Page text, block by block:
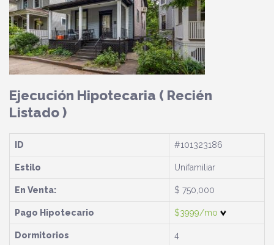
Ejecución Hipotecaria ( Recién
Listado )
ID #101323186
Estilo Unifamiliar
En Venta: $ 750,000
Pago Hipotecario $3999/mo
Dormitorios 4